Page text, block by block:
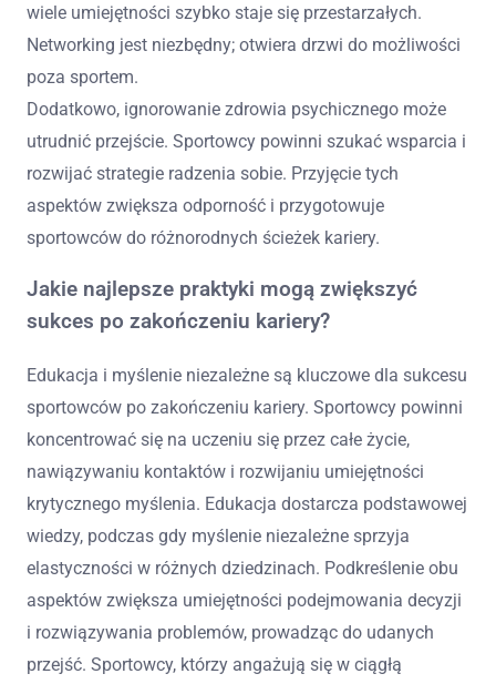
wiele umiejętności szybko staje się przestarzałych.
Networking jest niezbędny; otwiera drzwi do możliwości
poza sportem.
Dodatkowo, ignorowanie zdrowia psychicznego może
utrudnić przejście. Sportowcy powinni szukać wsparcia i
rozwijać strategie radzenia sobie. Przyjęcie tych
aspektów zwiększa odporność i przygotowuje
sportowców do różnorodnych ścieżek kariery.
Jakie najlepsze praktyki mogą zwiększyć
sukces po zakończeniu kariery?
Edukacja i myślenie niezależne są kluczowe dla sukcesu
sportowców po zakończeniu kariery. Sportowcy powinni
koncentrować się na uczeniu się przez całe życie,
nawiązywaniu kontaktów i rozwijaniu umiejętności
krytycznego myślenia. Edukacja dostarcza podstawowej
wiedzy, podczas gdy myślenie niezależne sprzyja
elastyczności w różnych dziedzinach. Podkreślenie obu
aspektów zwiększa umiejętności podejmowania decyzji
i rozwiązywania problemów, prowadząc do udanych
przejść. Sportowcy, którzy angażują się w ciągłą